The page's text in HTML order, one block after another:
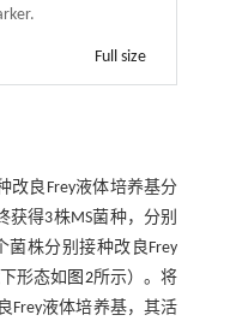
Full size
改良Frey液体培养基分
得3株MS菌种，分别
菌株分别接种改良Frey
形态如 图2所示）。将
Frey液体培养基，其活